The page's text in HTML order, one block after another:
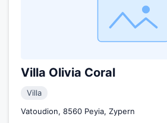
Villa Olivia Coral
Villa
Vatoudion, 8560 Peyia, Zypern